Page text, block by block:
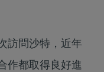
訪問沙特，近年
作都取得良好進